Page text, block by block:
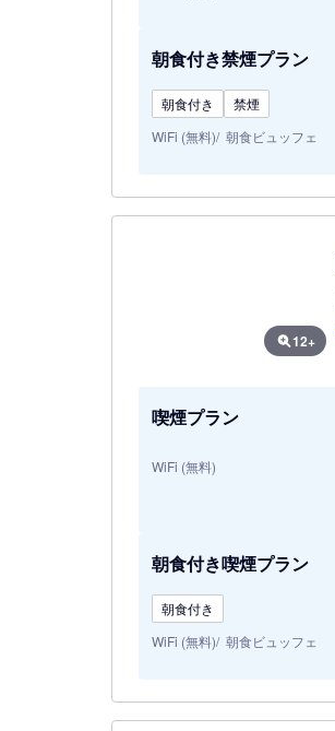
朝食付き禁煙プラン
朝食付き
禁煙
WiFi (無料) 朝食ビュッフェ
12+
喫煙プラン
WiFi (無料)
朝食付き喫煙プラン
朝食付き
WiFi (無料) 朝食ビュッフェ